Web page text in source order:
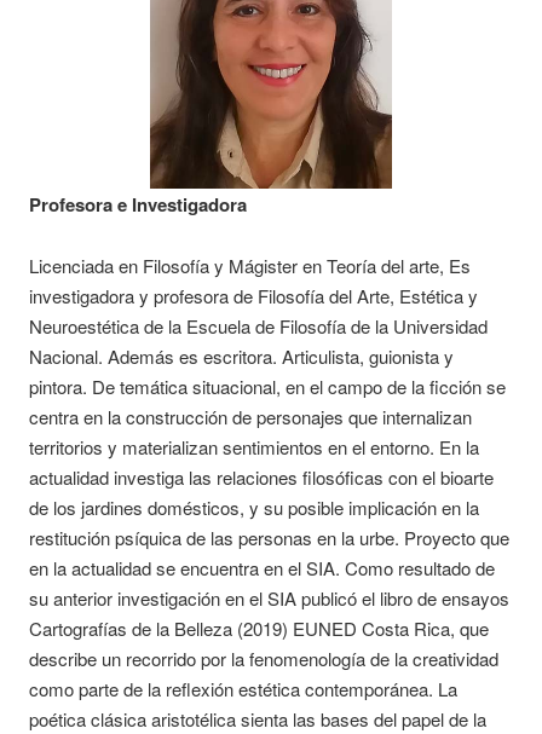
Profesora e Investigadora
Licenciada en Filosofía y Mágister en Teoría del arte, Es
investigadora y profesora de Filosofía del Arte, Estética y
Neuroestética de la Escuela de Filosofía de la Universidad
Nacional. Además es escritora. Articulista, guionista y
pintora. De temática situacional, en el campo de la ficción se
centra en la construcción de personajes que internalizan
territorios y materializan sentimientos en el entorno. En la
actualidad investiga las relaciones filosóficas con el bioarte
de los jardines domésticos, y su posible implicación en la
restitución psíquica de las personas en la urbe. Proyecto que
en la actualidad se encuentra en el SIA. Como resultado de
su anterior investigación en el SIA publicó el libro de ensayos
Cartografías de la Belleza (2019) EUNED Costa Rica, que
describe un recorrido por la fenomenología de la creatividad
como parte de la reflexión estética contemporánea. La
poética clásica aristotélica sienta las bases del papel de la